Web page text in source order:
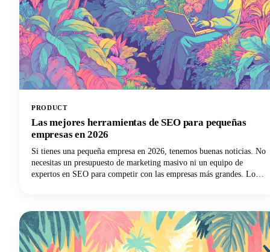
PRODUCT
Las mejores herramientas de SEO para pequeñas
empresas en 2026
Si tienes una pequeña empresa en 2026, tenemos buenas noticias. No
necesitas un presupuesto de marketing masivo ni un equipo de
expertos en SEO para competir con las empresas más grandes. Lo